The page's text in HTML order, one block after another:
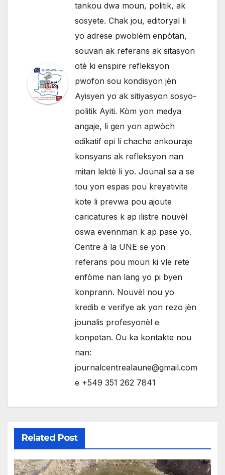
tankou dwa moun, politik, ak
sosyete. Chak jou, editoryal li
yo adrese pwoblèm enpòtan,
souvan ak referans ak sitasyon
otè ki enspire refleksyon
pwofon sou kondisyon jèn
Ayisyen yo ak sitiyasyon sosyo-
politik Ayiti. Kòm yon medya
angaje, li gen yon apwòch
edikatif epi li chache ankouraje
konsyans ak refleksyon nan
mitan lektè li yo. Jounal sa a se
tou yon espas pou kreyativite
kote li prevwa pou ajoute
caricatures k ap ilistre nouvèl
oswa evennman k ap pase yo.
Centre à la UNE se yon
referans pou moun ki vle rete
enfòme nan lang yo pi byen
konprann. Nouvèl nou yo
kredib e verifye ak yon rezo jèn
jounalis profesyonèl e
konpetan. Ou ka kontakte nou
nan:
journalcentrealaune@gmail.com
e +549 351 262 7841
Related Post